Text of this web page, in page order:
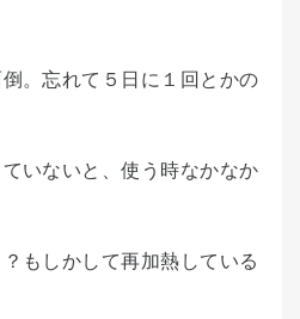
。忘れて５日に１回とかの
いないと、使う時なかなか
もしかして再加熱している